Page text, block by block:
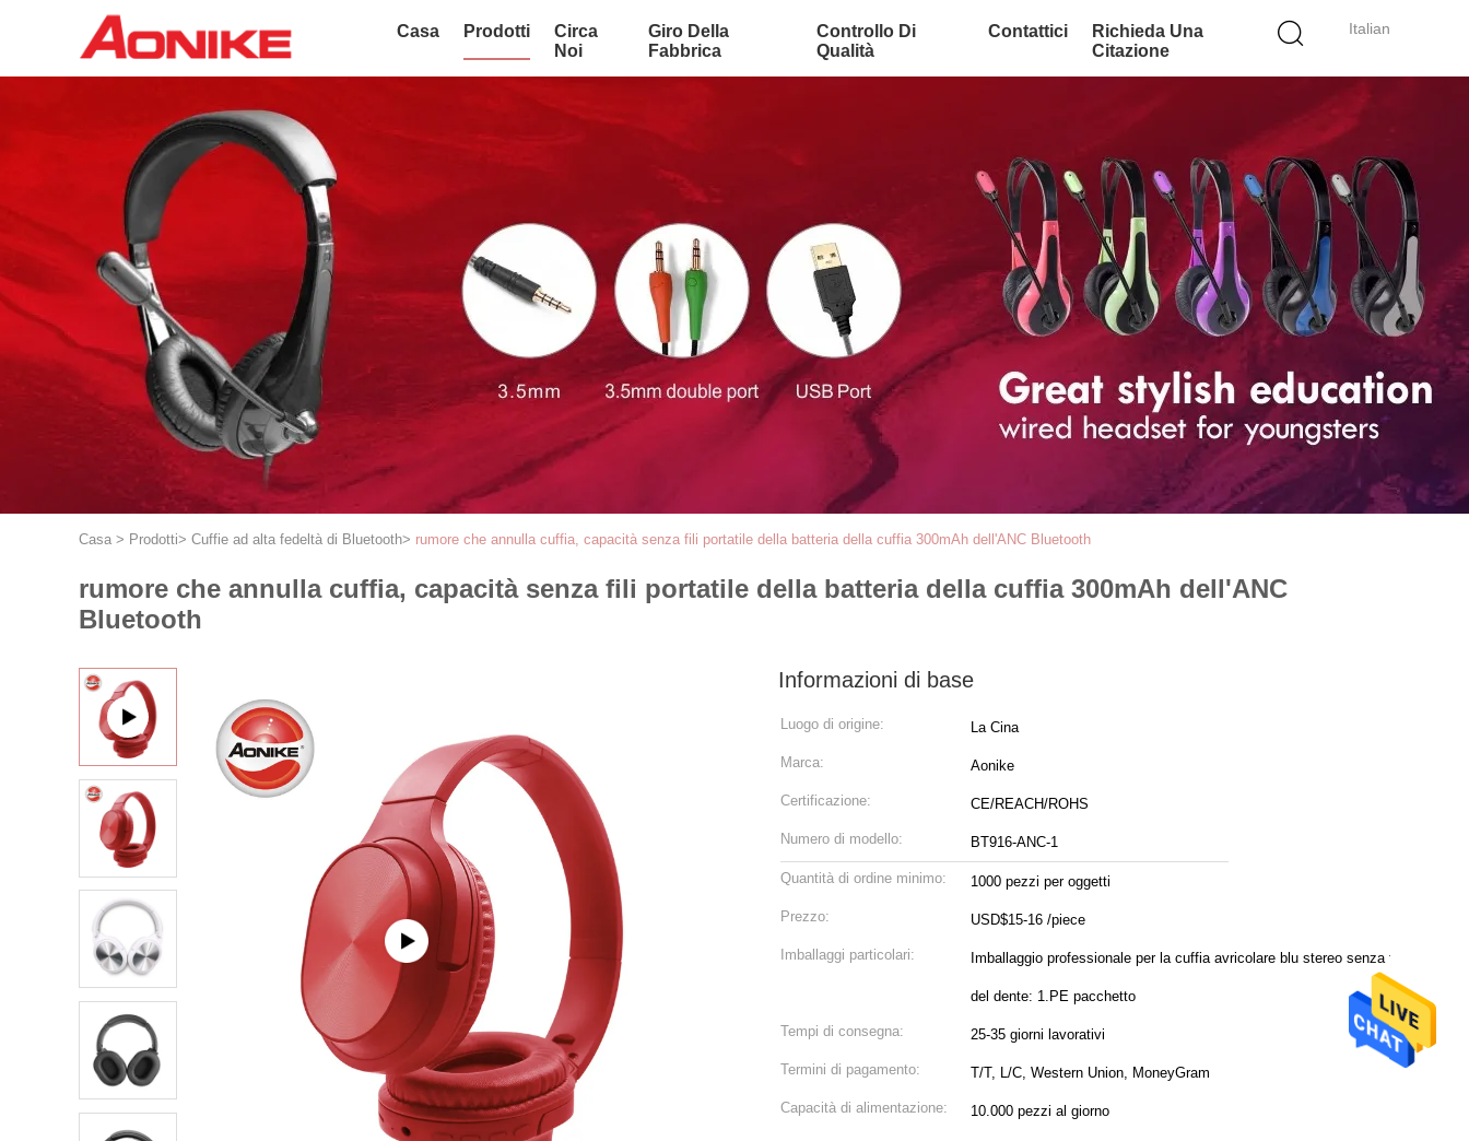
Italian
Casa Prodotti
Circa
Noi
Giro Della
Fabbrica
Controllo Di
Qualità
Contattici
Richieda Una
Citazione
Casa > Prodotti> Cuffie ad alta fedeltà di Bluetooth> rumore che annulla cuffia, capacità senza fili portatile della batteria della cuffia 300mAh dell'ANC Bluetooth
rumore che annulla cuffia, capacità senza fili portatile della batteria della cuffia 300mAh dell'ANC
Bluetooth
Informazioni di base
Luogo di origine: La Cina
Marca: Aonike
Certificazione: CE/REACH/ROHS
Numero di modello: BT916-ANC-1
Quantità di ordine minimo: 1000 pezzi per oggetti
Prezzo: USD$15-16 /piece
Imballaggi particolari: Imballaggio professionale per la cuffia avricolare blu stereo senza fili
del dente: 1.PE pacchetto
Tempi di consegna: 25-35 giorni lavorativi
Termini di pagamento: T/T, L/C, Western Union, MoneyGram
Capacità di alimentazione: 10.000 pezzi al giorno